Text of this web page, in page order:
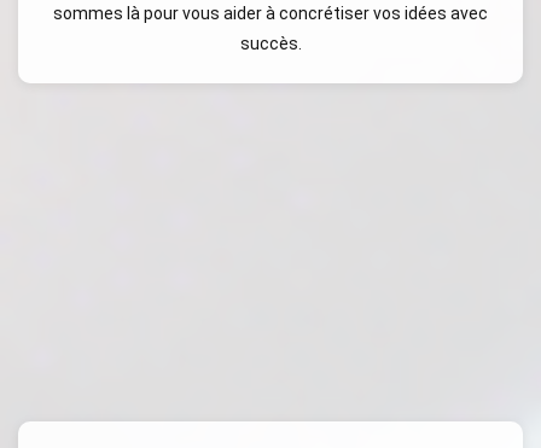
sommes là pour vous aider à concrétiser vos idées avec
succès.